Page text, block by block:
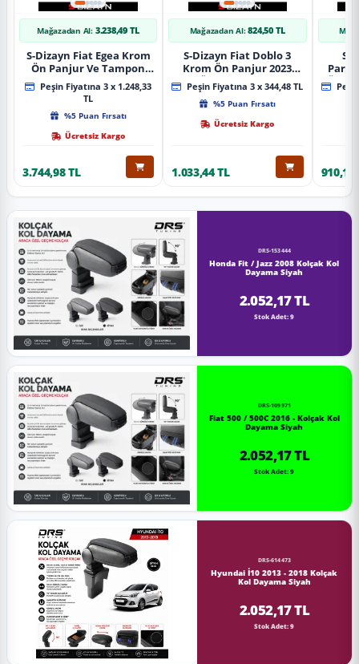
Mağazadan Al: 3.238,49 TL
S-Dizayn Fiat Egea Krom
Ön Panjur Ve Tampon
Çıta Seti Diamond Model
22 Prç. 2020 Üzeri (Parlak
Peşin Fiyatına 3 x 1.248,33
TL
%5 Puan Fırsatı
Ücretsiz Kargo
3.744,98 TL
Mağazadan Al: 824,50 TL
S-Dizayn Fiat Doblo 3
Krom Ön Panjur 2023
Üzeri A+ Kalite
Peşin Fiyatına 3 x 344,48 TL
%5 Puan Fırsatı
Ücretsiz Kargo
1.033,44 TL
S-
Ön
910,16
DRS-153444
Honda Fit / Jazz 2008 Kolçak Kol
Dayama Siyah
2.052,17 TL
Stok Adet: 9
DRS-109971
Fiat 500 / 500C 2016 - Kolçak Kol
Dayama Siyah
2.052,17 TL
Stok Adet: 9
DRS-614473
Hyundai İ10 2013 - 2018 Kolçak
Kol Dayama Siyah
2.052,17 TL
Stok Adet: 9